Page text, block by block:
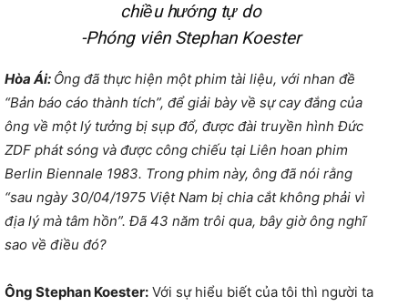
chiều hướng tự do
-Phóng viên Stephan Koester
Hòa Ái: Ông đã thực hiện một phim tài liệu, với nhan đề
“Bản báo cáo thành tích”, để giải bày về sự cay đắng của
ông về một lý tưởng bị sụp đổ, được đài truyền hình Đức
ZDF phát sóng và được công chiếu tại Liên hoan phim
Berlin Biennale 1983. Trong phim này, ông đã nói rằng
“sau ngày 30/04/1975 Việt Nam bị chia cắt không phải vì
địa lý mà tâm hồn”. Đã 43 năm trôi qua, bây giờ ông nghĩ
sao về điều đó?
Ông Stephan Koester: Với sự hiểu biết của tôi thì người ta